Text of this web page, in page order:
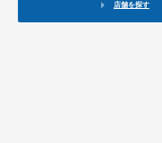
店舗を探す